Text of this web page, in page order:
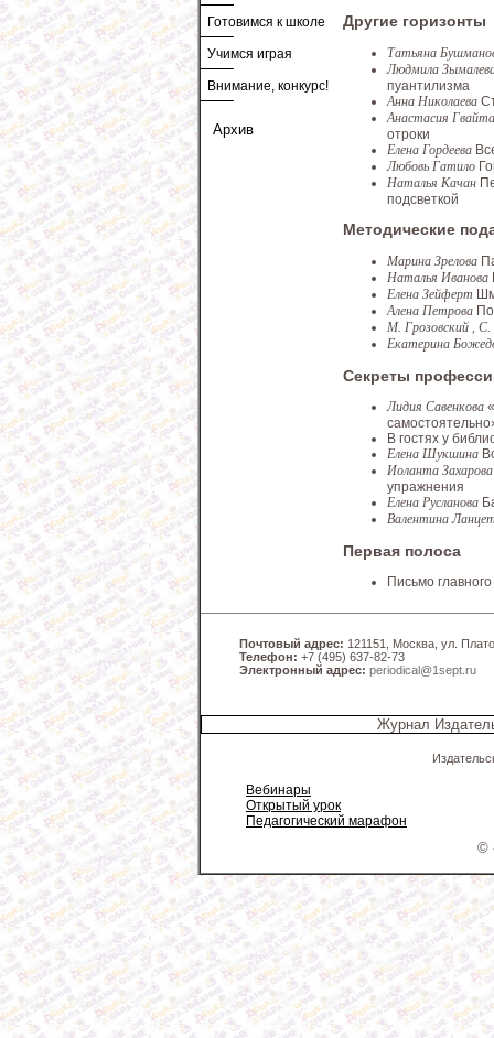
Готовимся к школе
Учимся играя
Внимание, конкурс!
Архив
Другие горизонты
Татьяна
Людмила
пуантилизма
Анна Николаева
Анастасия
отроки
Елена Гордеева
Любовь Гатило
Наталья Качан
подсветкой
Методические
Марина Зрелова
Наталья Иванова
Елена Зейферт
Алена Петрова
М. Грозовский ,
Екатерина
Секреты
Лидия Савенкова
В гостях у
Елена Шукшина
Иоланта
упражнения
Елена Русланова
Валентина
Первая полоса
Письмо
Почтовый адрес: 121151, Москва, ул.
Телефон: +7 (495) 637-82-73
Электронный адрес: periodical@1sept.ru
Журнал
Вебинары
Открытый урок
Педагогический марафон
©